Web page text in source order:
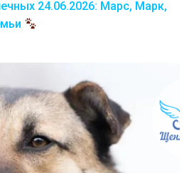
24.06.2026: Марс, Марк,